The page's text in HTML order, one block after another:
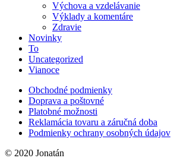
Výchova a vzdelávanie
Výklady a komentáre
Zdravie
Novinky
To
Uncategorized
Vianoce
Obchodné podmienky
Doprava a poštovné
Platobné možnosti
Reklamácia tovaru a záručná doba
Podmienky ochrany osobných údajov
© 2020 Jonatán